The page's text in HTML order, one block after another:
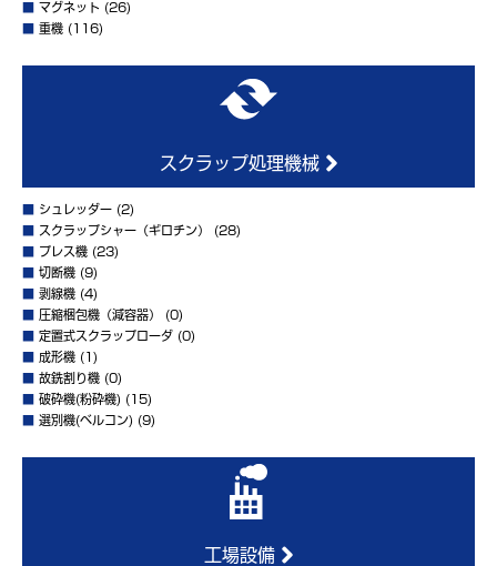
マグネット (26)
重機 (116)
スクラップ処理機械
シュレッダー (2)
スクラップシャー（ギロチン）
(28)
プレス機 (23)
切断機 (9)
剥線機 (4)
圧縮梱包機（減容器）
(0)
定置式スクラップローダ (0)
成形機 (1)
故銑割り機 (0)
破砕機(粉砕機) (15)
選別機(ベルコン) (9)
工場設備